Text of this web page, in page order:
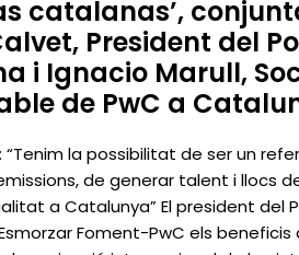
catalanas’,
President del
i Ignacio Marull,
de PwC a
“Tenim la possibilitat de ser un
de generar talent i llocs
a Catalunya” El president del
Foment-PwC els